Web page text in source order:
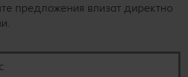
предложения влизат директно